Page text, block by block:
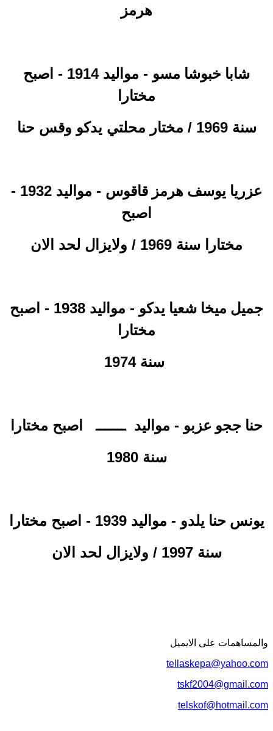
هرمز
شابا خبوشا مسو
- مواليد 1914 - اصبح
مختارا
سنة 1969 / مختار محلتي يدكو وقس حنا
عزريا يوسف هرمز قاقوس
- مواليد 1932 -
اصبح
مختارا سنة 1969 / ولايزال لحد الان
جميل ميخا شعيا يدكو
- مواليد 1938 - اصبح
مختارا
سنة 1974
حنا ججو عزبو - مواليد ـــــــ
اصبح مختارا
سنة 1980
يونس حنا يلدو - مواليد 1939 - اصبح مختارا
سنة 1997 / ولايزال لحد الان
والمساهمات علی الایمیل
tellaskepa@yahoo.com
tskf2004@gmail.com
telskof@hotmail.com